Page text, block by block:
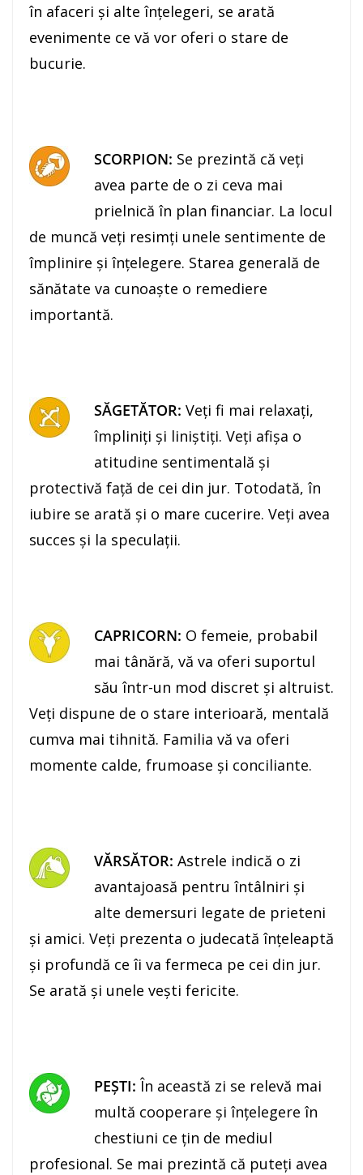
în afaceri şi alte înţelegeri, se arată
evenimente ce vă vor oferi o stare de
bucurie.
SCORPION: Se prezintă că veţi
avea parte de o zi ceva mai
prielnică în plan financiar. La locul
de muncă veţi resimţi unele sentimente de
împlinire şi înţelegere. Starea generală de
sănătate va cunoaşte o remediere
importantă.
SĂGETĂTOR: Veţi fi mai relaxaţi,
împliniţi şi liniştiţi. Veţi afişa o
atitudine sentimentală şi
protectivă faţă de cei din jur. Totodată, în
iubire se arată şi o mare cucerire. Veţi avea
succes şi la speculaţii.
CAPRICORN: O femeie, probabil
mai tânără, vă va oferi suportul
său într-un mod discret şi altruist.
Veţi dispune de o stare interioară, mentală
cumva mai tihnită. Familia vă va oferi
momente calde, frumoase şi conciliante.
VĂRSĂTOR: Astrele indică o zi
avantajoasă pentru întâlniri şi
alte demersuri legate de prieteni
şi amici. Veţi prezenta o judecată înţeleaptă
şi profundă ce îi va fermeca pe cei din jur.
Se arată şi unele veşti fericite.
PEŞTI: În această zi se relevă mai
multă cooperare şi înţelegere în
chestiuni ce ţin de mediul
profesional. Se mai prezintă că puteţi avea